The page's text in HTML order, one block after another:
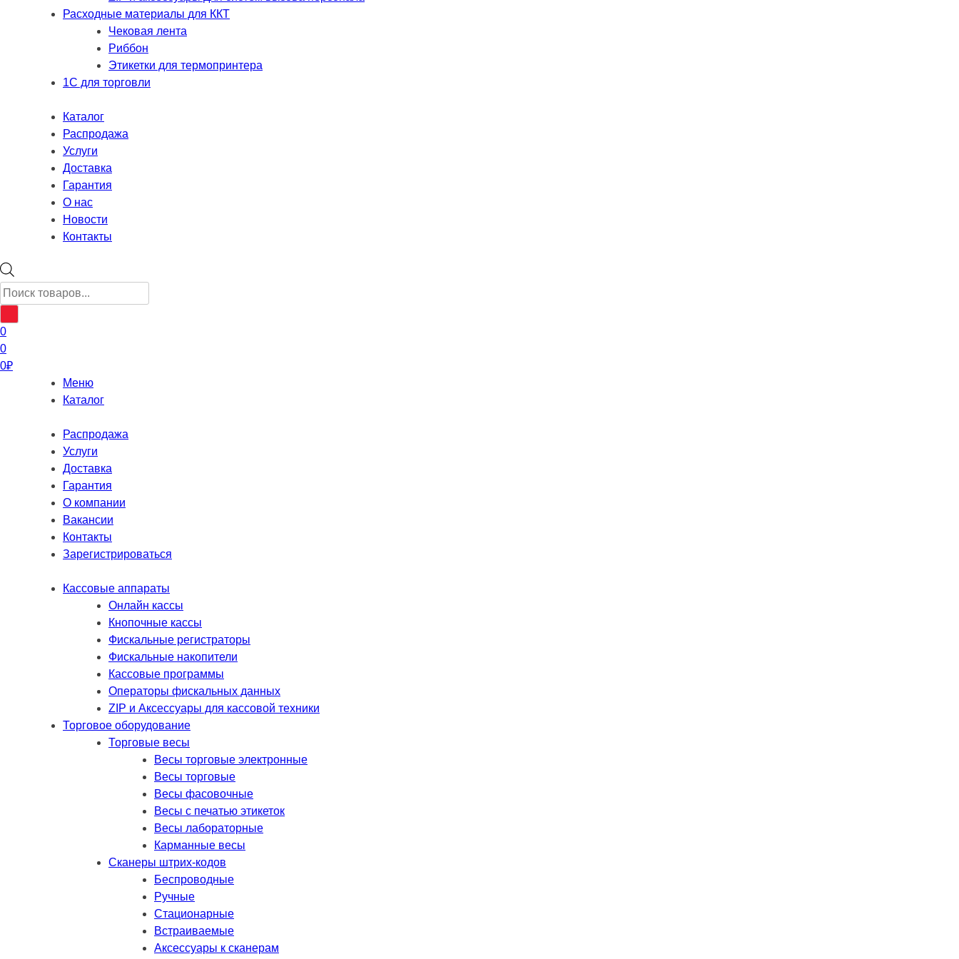
Расходные материалы для ККТ
Чековая лента
Риббон
Этикетки для термопринтера
1С для торговли
Каталог
Распродажа
Услуги
Доставка
Гарантия
О нас
Новости
Контакты
Поиск
товаров
0
0
0₽
Меню
Каталог
Распродажа
Услуги
Доставка
Гарантия
О компании
Вакансии
Контакты
Зарегистрироваться
Кассовые аппараты
Онлайн кассы
Кнопочные кассы
Фискальные регистраторы
Фискальные накопители
Кассовые программы
Операторы фискальных данных
ZIP и Аксессуары для кассовой техники
Торговое оборудование
Торговые весы
Весы торговые электронные
Весы торговые
Весы фасовочные
Весы с печатью этикеток
Весы лабораторные
Карманные весы
Сканеры штрих-кодов
Беспроводные
Ручные
Стационарные
Встраиваемые
Аксессуары к сканерам